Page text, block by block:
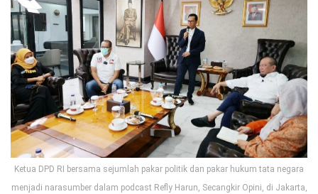
Ketua DPD RI bersama sejumlah pakar politik dan pakar hukum tata negara
menjadi narasumber dalam podcast Refly Harun, Secangkir Opini, di Jakarta,